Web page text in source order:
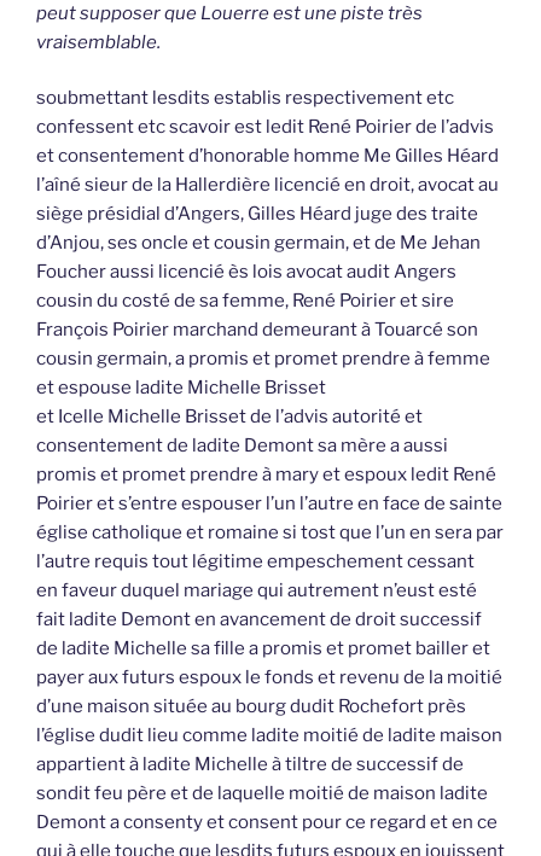
peut supposer que Louerre est une piste très
vraisemblable.
soubmettant lesdits establis respectivement etc
confessent etc scavoir est ledit René Poirier de l’advis
et consentement d’honorable homme Me Gilles Héard
l’aîné sieur de la Hallerdière licencié en droit, avocat au
siège présidial d’Angers, Gilles Héard juge des traite
d’Anjou, ses oncle et cousin germain, et de Me Jehan
Foucher aussi licencié ès lois avocat audit Angers
cousin du costé de sa femme, René Poirier et sire
François Poirier marchand demeurant à Touarcé son
cousin germain, a promis et promet prendre à femme
et espouse ladite Michelle Brisset
et Icelle Michelle Brisset de l’advis autorité et
consentement de ladite Demont sa mère a aussi
promis et promet prendre à mary et espoux ledit René
Poirier et s’entre espouser l’un l’autre en face de sainte
église catholique et romaine si tost que l’un en sera par
l’autre requis tout légitime empeschement cessant
en faveur duquel mariage qui autrement n’eust esté
fait ladite Demont en avancement de droit successif
de ladite Michelle sa fille a promis et promet bailler et
payer aux futurs espoux le fonds et revenu de la moitié
d’une maison située au bourg dudit Rochefort près
l’église dudit lieu comme ladite moitié de ladite maison
appartient à ladite Michelle à tiltre de successif de
sondit feu père et de laquelle moitié de maison ladite
Demont a consenty et consent pour ce regard et en ce
qui à elle touche que lesdits futurs espoux en jouissent